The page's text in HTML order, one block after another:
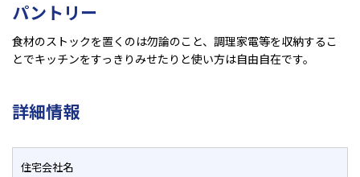
パントリー
食材のストックを置くのは勿論のこと、調理家電等を収納するこ
とでキッチンをすっきりみせたりと使い方は自由自在です。
詳細情報
住宅会社名